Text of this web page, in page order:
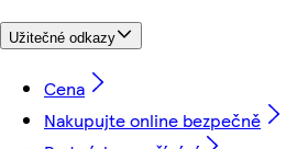
Užitečné odkazy
Cena
Nakupujte online bezpečně